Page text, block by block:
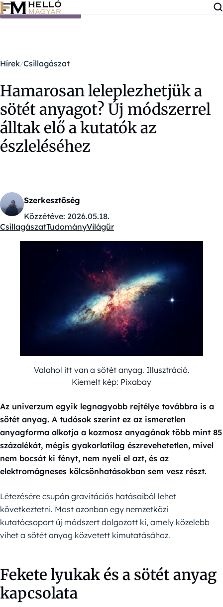
Ugrás a tartalomra
Hírek Csillagászat
Hamarosan leleplezhetjük a
sötét anyagot? Új módszerrel
álltak elő a kutatók az
észleléséhez
Szerkesztőség
Közzétéve: 2026.05.18.
Kategóriák:
CsillagászatTudományVilágűr
Valahol itt van a sötét anyag. Illusztráció.
Kiemelt kép: Pixabay
Az univerzum egyik legnagyobb rejtélye továbbra is a
sötét anyag. A tudósok szerint ez az ismeretlen
anyagforma alkotja a kozmosz anyagának több mint 85
százalékát, mégis gyakorlatilag észrevehetetlen, mivel
nem bocsát ki fényt, nem nyeli el azt, és az
elektromágneses kölcsönhatásokban sem vesz részt.
Létezésére csupán gravitációs hatásaiból lehet
következtetni. Most azonban egy nemzetközi
kutatócsoport új módszert dolgozott ki, amely közelebb
vihet a sötét anyag közvetett kimutatásához.
Fekete lyukak és a sötét anyag
kapcsolata